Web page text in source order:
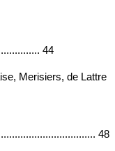
44
Merisiers, de Lattre
48